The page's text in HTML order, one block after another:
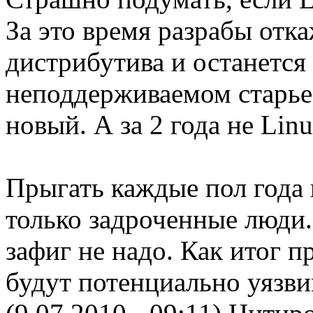
За это время разрабы
дистрибутива и
неподдерживаемом
новый. А за 2 года не
Прыгать каждые пол
только задроченные
зафиг не надо. Как итог
будут потенциально